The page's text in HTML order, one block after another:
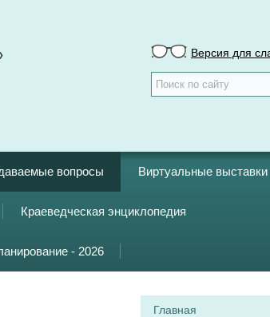
Версия для
вопросы Виртуальные выставки
Краеведческая энциклопедия
- 2026
Главная